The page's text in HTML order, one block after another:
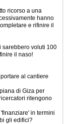
ricorso a una
hanno
e rifinire il
sarebbero voluti 100
il naso!
al cantiere
di Giza per
ritengono
in termini
gli edifici?